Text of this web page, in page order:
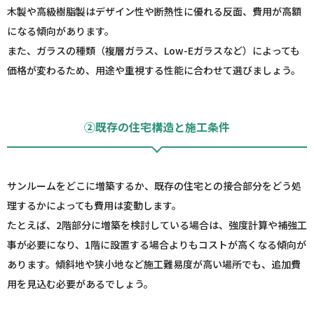
木製や高級樹脂製はデザイン性や断熱性に優れる反面、費用が高額
になる傾向があります。
また、ガラスの種類（複層ガラス、Low-Eガラスなど）によっても
価格が変わるため、用途や重視する性能に合わせて選びましょう。
②既存の住宅構造と施工条件
サンルームをどこに増築するか、既存の住宅との接合部分をどう処
理するかによっても費用は変動します。
たとえば、2階部分に増築を検討している場合は、強度計算や補強工
事が必要になり、1階に設置する場合よりもコストが高くなる傾向が
あります。傾斜地や狭小地など施工難易度が高い場所でも、追加費
用を見込む必要があるでしょう。